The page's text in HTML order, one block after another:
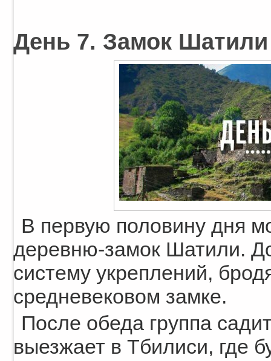
День 7. Замок
В первую половину дня
деревню-замок Шатили.
систему укреплений,
средневековом замке.
После обеда группа
выезжает в Тбилиси, где